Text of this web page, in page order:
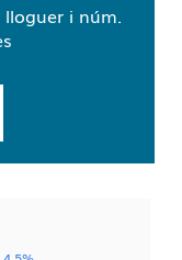
lloguer i núm.